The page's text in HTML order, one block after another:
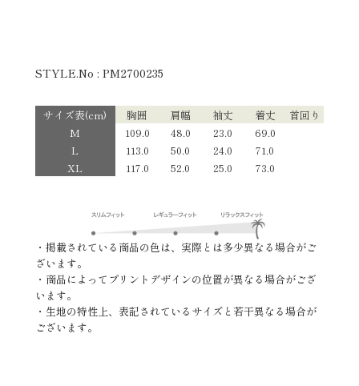
STYLE.No : PM2700235
サイズ表(cm) 胸囲 肩幅 袖丈 着丈
首回り
M
109.0 48.0 23.0
69.0
L
113.0 50.0 24.0
71.0
XL
117.0 52.0 25.0 73.0
・掲載されている商品の色は、実際とは多少異なる場合がご
ざいます。
・商品によってプリントデザインの位置が異なる場合がござ
います。
・生地の特性上、表記されているサイズと若干異なる場合が
ございます。